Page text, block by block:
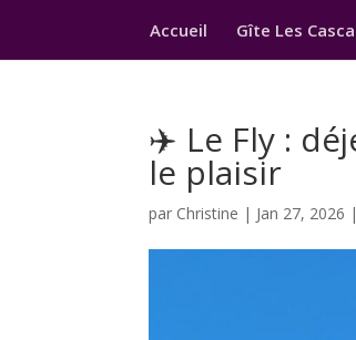
Accueil Gîte Les
✈️ Le Fly :
le plaisir
par Christine | Jan 27, 2026 |